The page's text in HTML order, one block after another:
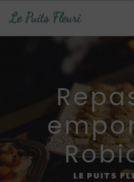
repas à
LE PUITS